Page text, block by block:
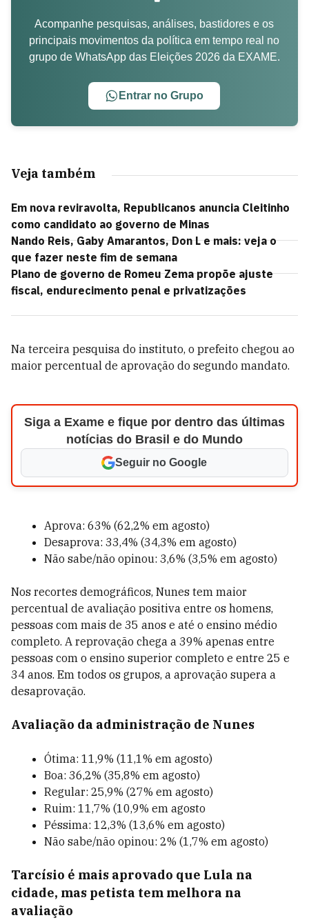
Acompanhe pesquisas, análises, bastidores e os
principais movimentos da política em tempo real no
grupo de WhatsApp das Eleições 2026 da EXAME.
Entrar no Grupo
Veja também
Em nova reviravolta, Republicanos anuncia Cleitinho
como candidato ao governo de Minas
Nando Reis, Gaby Amarantos, Don L e mais: veja o
que fazer neste fim de semana
Plano de governo de Romeu Zema propõe ajuste
fiscal, endurecimento penal e privatizações
Na terceira pesquisa do instituto, o prefeito chegou ao
maior percentual de aprovação do segundo mandato.
Siga a Exame e fique por dentro das últimas
notícias do Brasil e do Mundo
Seguir no Google
Aprova: 63% (62,2% em agosto)
Desaprova: 33,4% (34,3% em agosto)
Não sabe/não opinou: 3,6% (3,5% em agosto)
Nos recortes demográficos, Nunes tem maior
percentual de avaliação positiva entre os homens,
pessoas com mais de 35 anos e até o ensino médio
completo. A reprovação chega a 39% apenas entre
pessoas com o ensino superior completo e entre 25 e
34 anos. Em todos os grupos, a aprovação supera a
desaprovação.
Avaliação da administração de Nunes
Ótima: 11,9% (11,1% em agosto)
Boa: 36,2% (35,8% em agosto)
Regular: 25,9% (27% em agosto)
Ruim: 11,7% (10,9% em agosto
Péssima: 12,3% (13,6% em agosto)
Não sabe/não opinou: 2% (1,7% em agosto)
Tarcísio é mais aprovado que Lula na
cidade, mas petista tem melhora na
avaliação